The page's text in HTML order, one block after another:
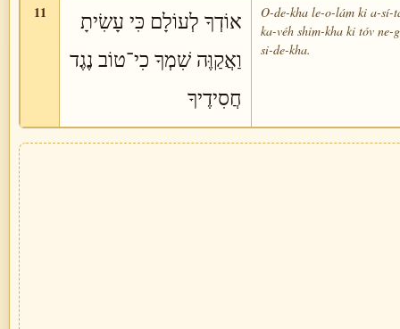
11
אוֹדְךָ לְעוֹלָם כִּי עָשִׂיתָ
וַאֲקַוֶּה שִׁמְךָ כִי־טוֹב נֶגֶד
חֲסִידֶיךָ
O-de-kha le-o-lám ki a-sí-
ka-véh shim-kha ki tóv ne-
si-de-kha.